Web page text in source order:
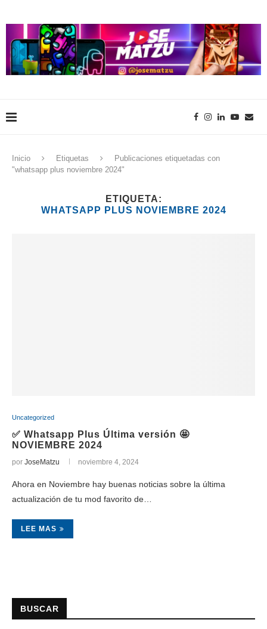
Inicio Etiquetas
Publicaciones etiquetadas con
"whatsapp plus noviembre 2024"
ETIQUETA:
WHATSAPP PLUS NOVIEMBRE 2024
Uncategorized
✅ Whatsapp Plus Última versión 🤩
NOVIEMBRE 2024
por JoseMatzu noviembre 4, 2024
Ahora en Noviembre hay buenas noticias sobre la última
actualización de tu mod favorito de…
LEE MAS
BUSCAR